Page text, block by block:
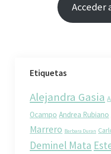
Acceder
Etiquetas
Alejandra Gasia
Ocampo Andrea Rubiano
Marrero Barbara Duran
Deminel Mata